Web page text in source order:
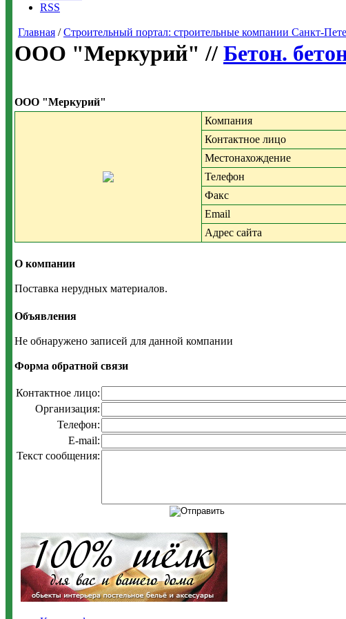
RSS
Главная /Строительный портал: строительные компании Санкт-
ООО "Меркурий" // Бетон.
ООО "Меркурий"
Компания
Контактное лицо
Местонахождение
Телефон
Факс
Email
Адрес сайта
О компании
Поставка нерудных материалов.
Объявления
Не обнаружено записей для данной компании
Форма обратной связи
Контактное лицо:
Организация:
Телефон:
E-mail:
Текст сообщения: